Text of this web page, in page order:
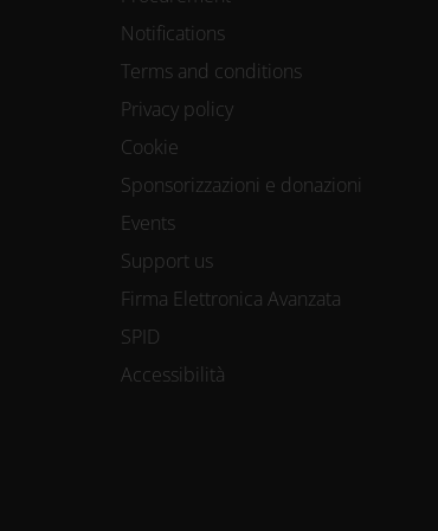
Notifications
Terms and conditions
Privacy policy
Cookie
Sponsorizzazioni e donazioni
Events
Support us
Firma Elettronica Avanzata
SPID
Accessibilità